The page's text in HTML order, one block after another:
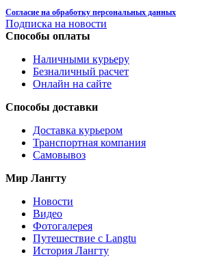
Согласие на обработку персональных данных
Подписка на новости
Способы оплаты
Наличными курьеру
Безналичный расчет
Онлайн на сайте
Способы доставки
Доставка курьером
Транспортная компания
Самовывоз
Мир Лангту
Новости
Видео
Фотогалерея
Путешествие с Langtu
История Лангту